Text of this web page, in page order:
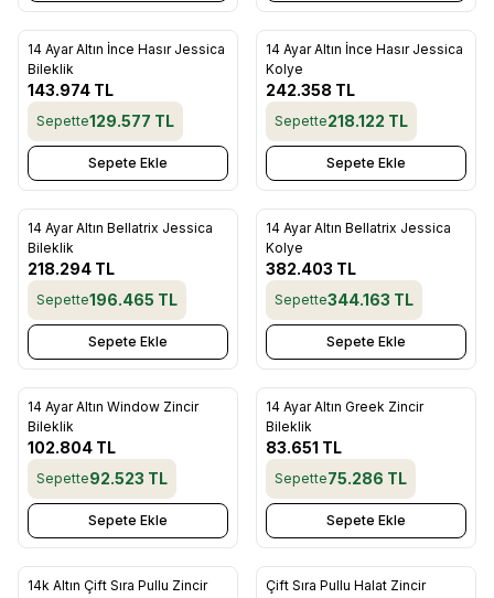
Favorilere Ekle
14 Ayar Altın İnce Hasır Jessica
Bileklik
143.974 TL
Sepette129.577 TL
Sepete Ekle
Favorilere Ekle
14 Ayar Altın İnce Hasır Jessica
Kolye
242.358 TL
Sepette218.122 TL
Sepete Ekle
Favorilere Ekle
14 Ayar Altın Bellatrix Jessica
Bileklik
218.294 TL
Sepette196.465 TL
Sepete Ekle
Favorilere Ekle
14 Ayar Altın Bellatrix Jessica
Kolye
382.403 TL
Sepette344.163 TL
Sepete Ekle
Favorilere Ekle
14 Ayar Altın Window Zincir
Bileklik
102.804 TL
Sepette92.523 TL
Sepete Ekle
Favorilere Ekle
14 Ayar Altın Greek Zincir
Bileklik
83.651 TL
Sepette75.286 TL
Sepete Ekle
14k Altın Çift Sıra Pullu Zincir
Çift Sıra Pullu Halat Zincir